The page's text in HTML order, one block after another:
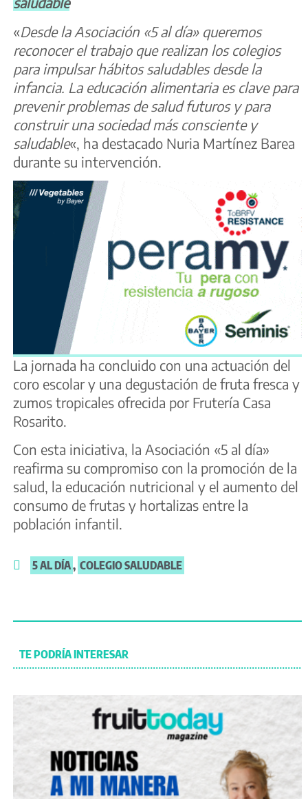
«Desde la Asociación «5 al día» queremos
reconocer el trabajo que realizan los colegios
para impulsar hábitos saludables desde la
infancia. La educación alimentaria es clave para
prevenir problemas de salud futuros y para
construir una sociedad más consciente y
saludable«, ha destacado Nuria Martínez Barea
durante su intervención.
La jornada ha concluido con una actuación del
coro escolar y una degustación de fruta fresca y
zumos tropicales ofrecida por Frutería Casa
Rosarito.
Con esta iniciativa, la Asociación «5 al día»
reafirma su compromiso con la promoción de la
salud, la educación nutricional y el aumento del
consumo de frutas y hortalizas entre la
población infantil.
5 AL DÍA, COLEGIO SALUDABLE
TE PODRÍA INTERESAR